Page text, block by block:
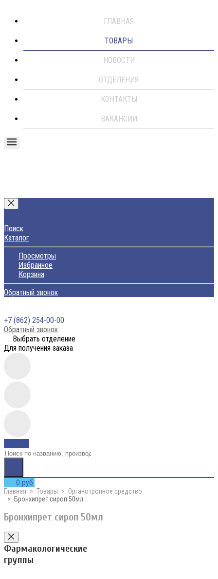
ГЛАВНАЯ
ТОВАРЫ
НОВОСТИ
ОТДЕЛЕНИЯ
КОНТАКТЫ
ВАКАНСИИ
Поиск
Каталог
Просмотры
Избранное
Корзина
Обратный звонок
+7 (862) 254-00-00
Обратный звонок
Выбрать отделение
Для получения заказа
Каталог
0 руб.
Главная Товары
Органотропное средство
Бронхипрет сироп 50мл
Бронхипрет сироп 50мл
Фармакологические
группы